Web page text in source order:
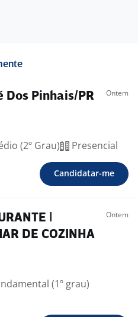
Dos Pinhais/PR Ontem
(2º Grau) Presencial
Candidatar-me
|
DE COZINHA
Ontem
(1º grau)